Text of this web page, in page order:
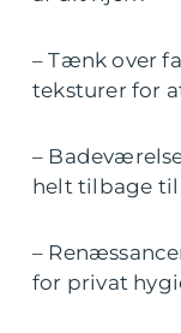
– Tænk over
teksturer for
–
helt tilbage
–
for privat